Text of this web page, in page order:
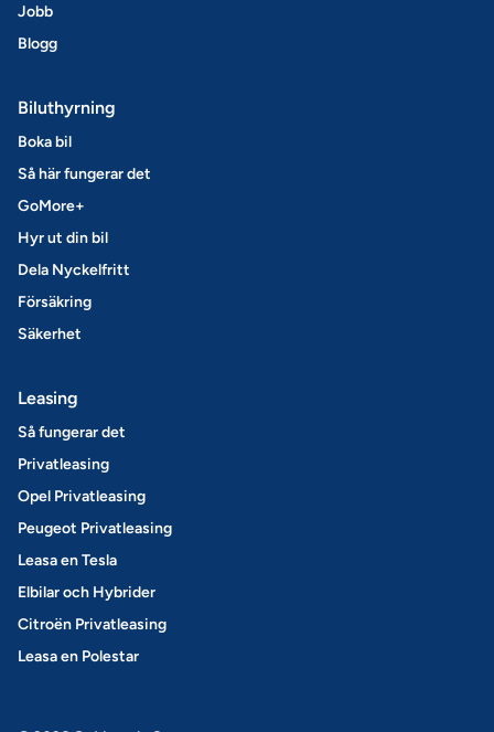
Jobb
Blogg
Biluthyrning
Boka bil
Så här fungerar det
GoMore+
Hyr ut din bil
Dela Nyckelfritt
Försäkring
Säkerhet
Leasing
Så fungerar det
Privatleasing
Opel Privatleasing
Peugeot Privatleasing
Leasa en Tesla
Elbilar och Hybrider
Citroën Privatleasing
Leasa en Polestar